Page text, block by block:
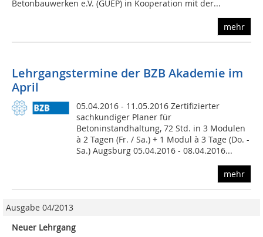
Betonbauwerken e.V. (GUEP) in Kooperation mit der...
mehr
Lehrgangstermine der BZB Akademie im
April
05.04.2016 - 11.05.2016 Zertifizierter
sachkundiger Planer für
Betoninstandhaltung, 72 Std. in 3 Modulen
à 2 Tagen (Fr. / Sa.) + 1 Modul à 3 Tage (Do. -
Sa.) Augsburg 05.04.2016 - 08.04.2016...
mehr
Ausgabe 04/2013
Neuer Lehrgang